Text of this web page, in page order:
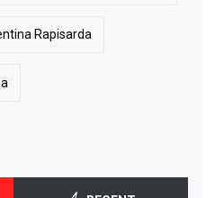
Rapisarda